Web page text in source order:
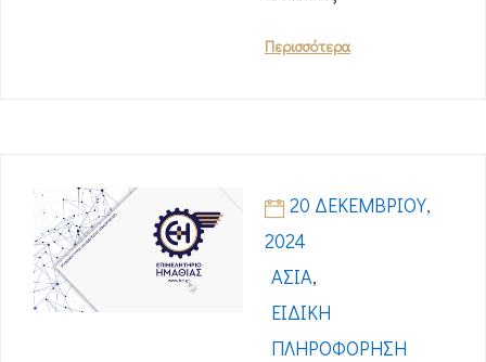
Περισσότερα
20 ΔΕΚΕΜΒΡΊΟΥ,
2024
ΑΣΊΑ,
ΕΙΔΙΚΉ
ΠΛΗΡΟΦΌΡΗΣΗ